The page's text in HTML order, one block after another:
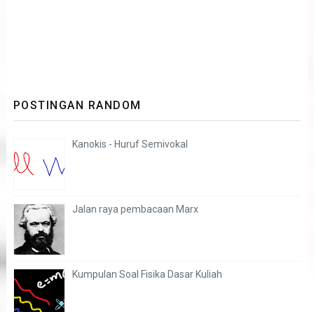
POSTINGAN RANDOM
Kanokis - Huruf Semivokal
Jalan raya pembacaan Marx
Kumpulan Soal Fisika Dasar Kuliah